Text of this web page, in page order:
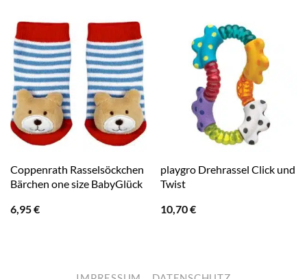
Coppenrath Rasselsöckchen
Bärchen one size BabyGlück
6,95€
playgro Drehrassel Click und
Twist
10,70€